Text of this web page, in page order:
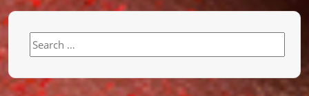
Search
for: